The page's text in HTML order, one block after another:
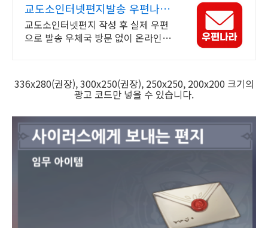
교도소인터넷편지발송 우편나라
모바일로 간편 발송
교도소인터넷편지 작성 후 실제 우편
으로 발송 우체국 방문 없이 온라인으
336x280(권장), 300x250(권장), 250x250, 200x200 크기의
광고 코드만 넣을 수 있습니다.